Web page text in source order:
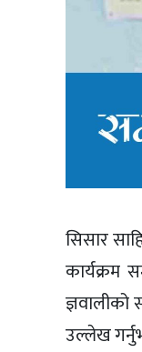
सिसार
कार्यक्रम
उल्लेख